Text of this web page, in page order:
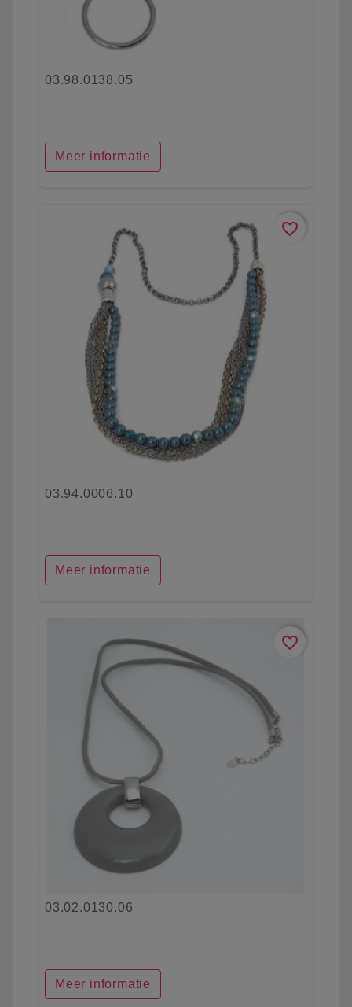
03.98.0138.05
Meer informatie
favorite_border
03.94.0006.10
Meer informatie
favorite_border
03.02.0130.06
Meer informatie